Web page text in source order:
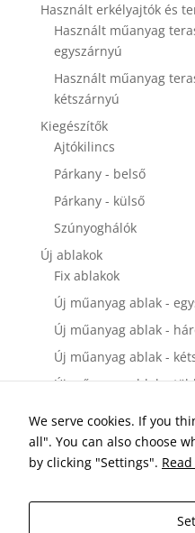
Használt erkélyajtók és
Használt műanyag
egyszárnyú
Használt műanyag
kétszárnyú
Kiegészítők
Ajtókilincs
Párkany - belső
Párkany - külső
Szúnyoghálók
Új ablakok
Fix ablakok
Új műanyag ablak -
Új műanyag ablak -
Új műanyag ablak -
Új műanyag ablak -
Új műanyag bejárati
Új műanyag bejárati
Új műanyag teraszajtó
We serve cookies. If you
all". You can also choose
by clicking "Settings".